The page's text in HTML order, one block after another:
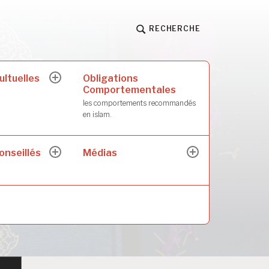
RECHERCHE
ouvrir Obligations
Comportementales
les comportements recommandés
en islam.
ouvrir
menu
Médias
ouvrir
menu